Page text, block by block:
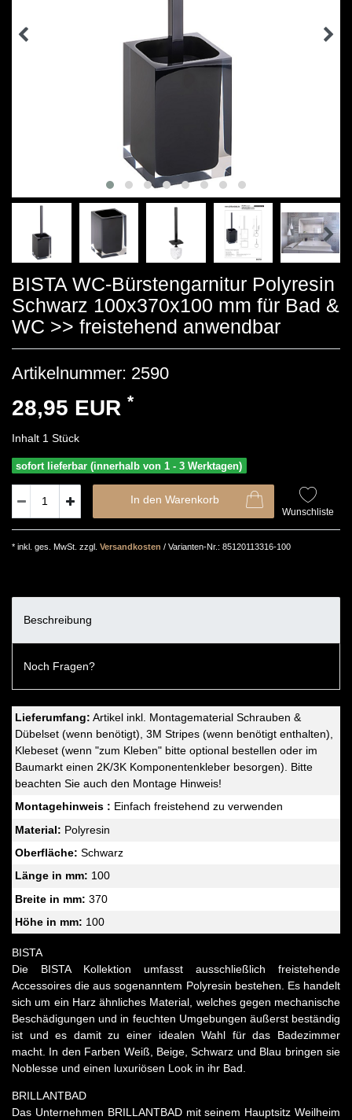
BISTA WC-Bürstengarnitur Polyresin
Schwarz 100x370x100 mm für Bad &
WC >> freistehend anwendbar
Artikelnummer: 2590
28,95 EUR *
Inhalt 1 Stück
sofort lieferbar (innerhalb von 1 - 3 Werktagen)
In den Warenkorb
Wunschliste
* inkl. ges. MwSt. zzgl. Versandkosten / Varianten-Nr.: 85120113316-100
Beschreibung
Noch Fragen?
Lieferumfang: Artikel inkl. Montagematerial Schrauben &
Dübelset (wenn benötigt), 3M Stripes (wenn benötigt enthalten),
Klebeset (wenn "zum Kleben" bitte optional bestellen oder im
Baumarkt einen 2K/3K Komponentenkleber besorgen). Bitte
beachten Sie auch den Montage Hinweis!
Montagehinweis : Einfach freistehend zu verwenden
Material: Polyresin
Oberfläche: Schwarz
Länge in mm: 100
Breite in mm: 370
Höhe in mm: 100
BISTA
Die BISTA Kollektion umfasst ausschließlich freistehende
Accessoires die aus sogenanntem Polyresin bestehen. Es handelt
sich um ein Harz ähnliches Material, welches gegen mechanische
Beschädigungen und in feuchten Umgebungen äußerst beständig
ist und es damit zu einer idealen Wahl für das Badezimmer
macht. In den Farben Weiß, Beige, Schwarz und Blau bringen sie
Noblesse und einen luxuriösen Look in ihr Bad.
BRILLANTBAD
Das Unternehmen BRILLANTBAD mit seinem Hauptsitz Weilheim